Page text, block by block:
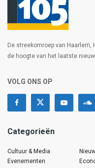
De streekomroep van
de hoogte van het laatste
VOLG ONS OP
Categorieën
Cultuur & Media
Evenementen